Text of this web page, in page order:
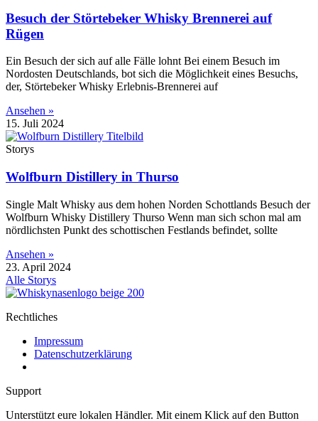
Besuch der Störtebeker Whisky Brennerei auf
Rügen
Ein Besuch der sich auf alle Fälle lohnt Bei einem Besuch im
Nordosten Deutschlands, bot sich die Möglichkeit eines Besuchs,
der, Störtebeker Whisky Erlebnis-Brennerei auf
Ansehen »
15. Juli 2024
Storys
Wolfburn Distillery in Thurso
Single Malt Whisky aus dem hohen Norden Schottlands Besuch der
Wolfburn Whisky Distillery Thurso Wenn man sich schon mal am
nördlichsten Punkt des schottischen Festlands befindet, sollte
Ansehen »
23. April 2024
Alle Storys
Rechtliches
Impressum
Datenschutzerklärung
Support
Unterstützt eure lokalen Händler. Mit einem Klick auf den Button